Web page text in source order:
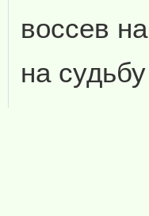
воссев
на